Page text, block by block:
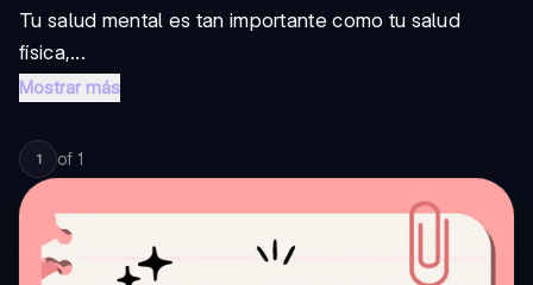
Tu salud mental es tan importante como tu salud
física,...
Mostrar más
1 of 1